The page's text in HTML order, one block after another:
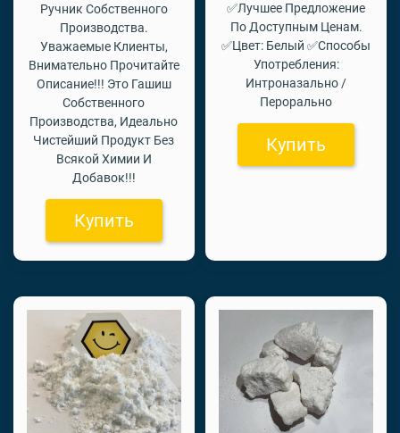
Ручник Собственного
Производства.
Уважаемые Клиенты,
Внимательно Прочитайте
Описание!!! Это Гашиш
Собственного
Производства, Идеально
Чистейший Продукт Без
Всякой Химии И
Добавок!!!
Купить
✅Лучшее Предложение
По Доступным Ценам.
✅Цвет: Белый ✅Способы
Употребления:
Интроназально /
Перорально
Купить